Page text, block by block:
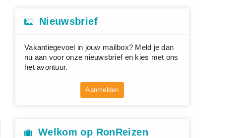
Nieuwsbrief
Vakantiegevoel in jouw mailbox? Meld je dan
nu aan voor onze nieuwsbrief en kies met ons
het avontuur.
Aanmelden
Welkom op RonReizen